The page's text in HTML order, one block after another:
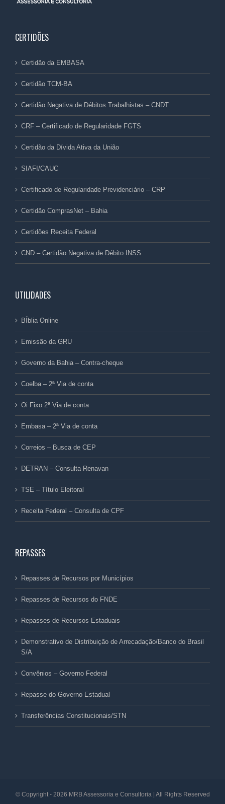
CERTIDÕES
Certidão da EMBASA
Certidão TCM-BA
Certidão Negativa de Débitos Trabalhistas – CNDT
CRF – Certificado de Regularidade FGTS
Certidão da Dívida Ativa da União
SIAFI/CAUC
Certificado de Regularidade Previdenciário – CRP
Certidão ComprasNet – Bahia
Certidões Receita Federal
CND – Certidão Negativa de Débito INSS
UTILIDADES
BÍblia Online
Emissão da GRU
Governo da Bahia – Contra-cheque
Coelba – 2ª Via de conta
Oi Fixo 2ª Via de conta
Embasa – 2ª Via de conta
Correios – Busca de CEP
DETRAN – Consulta Renavan
TSE – Título Eleitoral
Receita Federal – Consulta de CPF
REPASSES
Repasses de Recursos por Municípios
Repasses de Recursos do FNDE
Repasses de Recursos Estaduais
Demonstrativo de Distribuição de Arrecadação/Banco do Brasil
S/A
Convênios – Governo Federal
Repasse do Governo Estadual
Transferências Constitucionais/STN
© Copyright - 2026 MRB Assessoria e Consultoria | All Rights Reserved